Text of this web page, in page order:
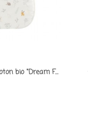
Gigoteuse hiver en coton bio "Dream Forest"...